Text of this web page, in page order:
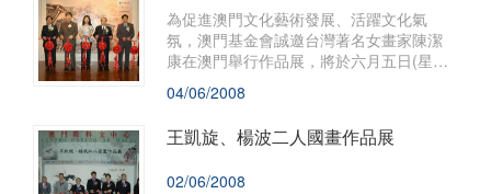
為促進澳門文化藝術發展、活躍文化氣
氛，澳門基金會誠邀台灣著名女畫家陳潔
康在澳門舉行作品展，將於六月五日(星期
四)下午六時正，假澳門盧廉若公園春草堂
展覽廳舉行“陳潔康國畫作品展”開幕式，邀
請本澳知名人士擔任剪綵嘉賓
04/06/2008
王凱旋、楊波二人國畫作品展
02/06/2008